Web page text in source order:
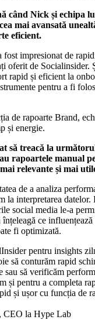
când Nick și echipa
mai avansată
eficient.
fost impresionat de
oferit de Socialinsider.
rapid și eficient la
pentru a fi
de rapoarte Brand,
și energie.
să treacă la
rapoartele manual
relevante și mai
de a analiza
la interpretarea
social media le-a
ce influențează
fi optimizată.
pentru insights
să conturăm rapid
sau să verificăm
și pentru a completa
și ușor cu funcția de
CEO la Hype Lab